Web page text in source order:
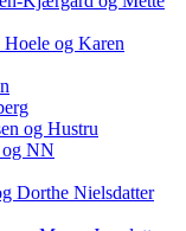
Hoele og Karen
og Hustru
og NN
Dorthe Nielsdatter